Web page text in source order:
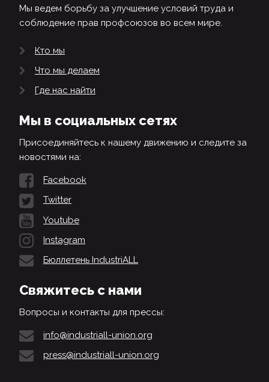
Мы ведем борьбу за улучшение условий труда и
соблюдение прав профсоюзов во всем мире.
Кто мы
Что мы делаем
Где нас найти
Мы в социальных сетях
Присоединяйтесь к нашему движению и следите за
новостями на:
Facebook
Twitter
Youtube
Instagram
Бюллетень IndustriALL
Свяжитесь с нами
Вопросы и контакты для прессы:
info@industriall-union.org
press@industriall-union.org